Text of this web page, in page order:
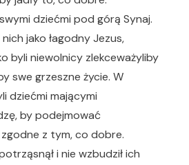
dziećmi pod górą Synaj.
jako łagodny Jezus,
byli niewolnicy zlekceważyliby
swe grzeszne życie. W
dziećmi mającymi
by podejmować
z tym, co dobre.
i nie wzbudził ich